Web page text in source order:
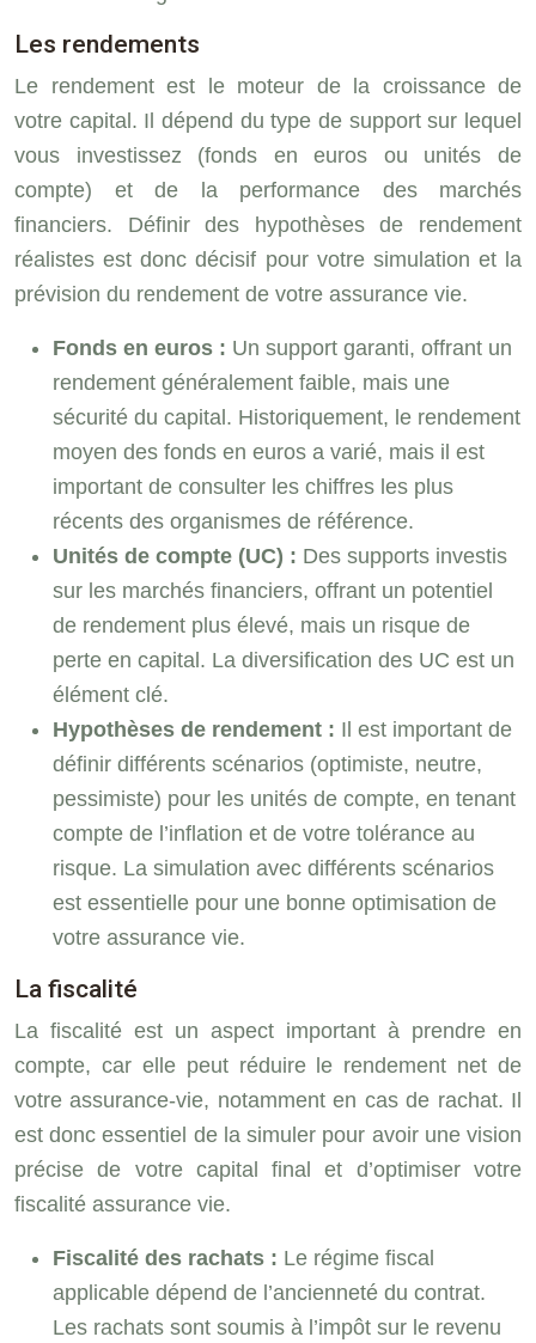
Les rendements
Le rendement est le moteur de la croissance de
votre capital. Il dépend du type de support sur lequel
vous investissez (fonds en euros ou unités de
compte) et de la performance des marchés
financiers. Définir des hypothèses de rendement
réalistes est donc décisif pour votre simulation et la
prévision du rendement de votre assurance vie.
Fonds en euros : Un support garanti, offrant un
rendement généralement faible, mais une
sécurité du capital. Historiquement, le rendement
moyen des fonds en euros a varié, mais il est
important de consulter les chiffres les plus
récents des organismes de référence.
Unités de compte (UC) : Des supports investis
sur les marchés financiers, offrant un potentiel
de rendement plus élevé, mais un risque de
perte en capital. La diversification des UC est un
élément clé.
Hypothèses de rendement : Il est important de
définir différents scénarios (optimiste, neutre,
pessimiste) pour les unités de compte, en tenant
compte de l’inflation et de votre tolérance au
risque. La simulation avec différents scénarios
est essentielle pour une bonne optimisation de
votre assurance vie.
La fiscalité
La fiscalité est un aspect important à prendre en
compte, car elle peut réduire le rendement net de
votre assurance-vie, notamment en cas de rachat. Il
est donc essentiel de la simuler pour avoir une vision
précise de votre capital final et d’optimiser votre
fiscalité assurance vie.
Fiscalité des rachats : Le régime fiscal
applicable dépend de l’ancienneté du contrat.
Les rachats sont soumis à l’impôt sur le revenu